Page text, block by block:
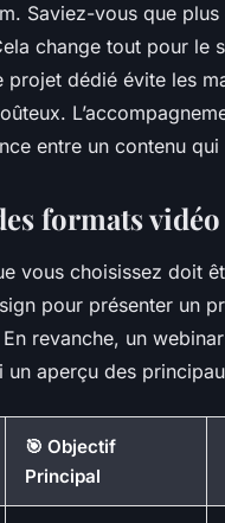
Saviez-vous que
change tout pour
projet dédié évite les
entre un contenu
formats
vous choisissez doit
pour présenter un
revanche, un
un aperçu des
🎯 Objectif
Principal